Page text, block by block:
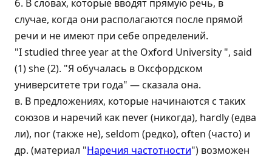
б. В словах, которые вводят прямую речь, в
случае, когда они располагаются после прямой
речи и не имеют при себе определений.
"I studied three year at the Oxford University ", said
(1) she (2). "Я обучалась в Оксфордском
университете три года" — сказала она.
в. В предложениях, которые начинаются с таких
союзов и наречий как never (никогда), hardly (едва
ли), nor (также не), seldom (редко), often (часто) и
др. (материал "Наречия частотности") возможен